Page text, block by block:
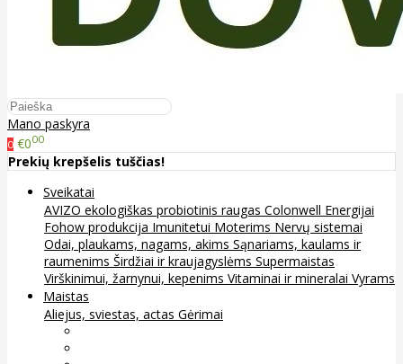
Mano paskyra
0 €000
Prekių krepšelis tuščias!
Sveikatai
AVIZO ekologiškas probiotinis raugas Colonwell Energijai
Fohow produkcija Imunitetui Moterims Nervų sistemai
Odai, plaukams, nagams, akims Sąnariams, kaulams ir
raumenims Širdžiai ir kraujagyslėms Supermaistas
Virškinimui, žarnynui, kepenims Vitaminai ir mineralai Vyrams
Maistas
Aliejus, sviestas, actas Gėrimai